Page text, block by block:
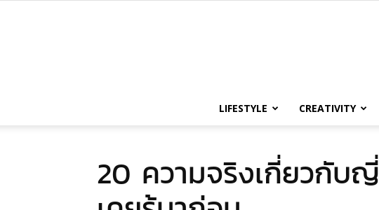
LIFESTYLE CREATIVITY
20 ความจริงเกี่ยวกับ